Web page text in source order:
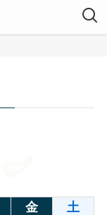
金
土